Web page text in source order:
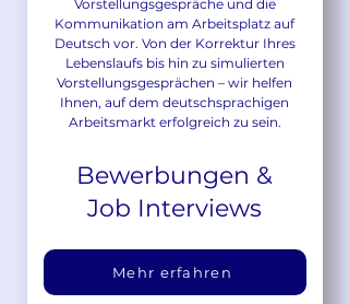
Vorstellungsgespräche und die
Kommunikation am Arbeitsplatz auf
Deutsch vor. Von der Korrektur Ihres
Lebenslaufs bis hin zu simulierten
Vorstellungsgesprächen – wir helfen
Ihnen, auf dem deutschsprachigen
Arbeitsmarkt erfolgreich zu sein.
Bewerbungen &
Job Interviews
Mehr erfahren